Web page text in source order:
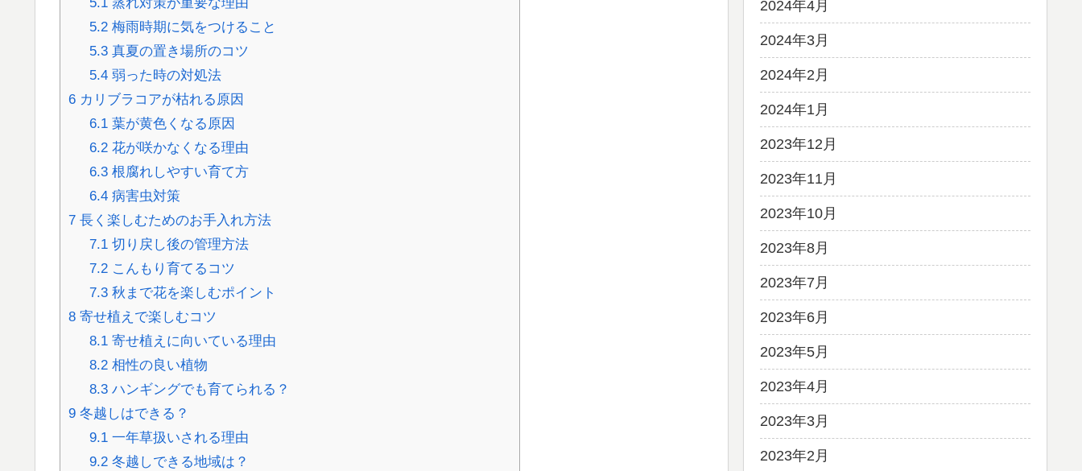
5.2梅雨時期に気をつけること
5.3真夏の置き場所のコツ
5.4弱った時の対処法
6 カリブラコアが枯れる原因
6.1葉が黄色くなる原因
6.2花が咲かなくなる理由
6.3根腐れしやすい育て方
6.4病害虫対策
7 長く楽しむためのお手入れ方法
7.1切り戻し後の管理方法
7.2こんもり育てるコツ
7.3秋まで花を楽しむポイント
8 寄せ植えで楽しむコツ
8.1寄せ植えに向いている理由
8.2相性の良い植物
8.3ハンギングでも育てられる？
9 冬越しはできる？
9.1一年草扱いされる理由
9.2冬越しできる地域は？
2024年4月
2024年3月
2024年2月
2024年1月
2023年12月
2023年11月
2023年10月
2023年8月
2023年7月
2023年6月
2023年5月
2023年4月
2023年3月
2023年2月